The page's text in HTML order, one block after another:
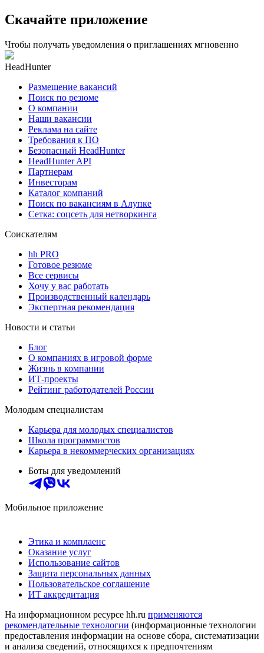
Скачайте приложение
Чтобы получать уведомления о приглашениях мгновенно
HeadHunter
Размещение вакансий
Поиск по резюме
О компании
Наши вакансии
Реклама на сайте
Требования к ПО
Безопасный HeadHunter
HeadHunter API
Партнерам
Инвесторам
Каталог компаний
Поиск по вакансиям в Алупке
Сетка: соцсеть для нетворкинга
Соискателям
hh PRO
Готовое резюме
Все сервисы
Хочу у вас работать
Производственный календарь
Экспертная рекомендация
Новости и статьи
Блог
О компаниях в игровой форме
Жизнь в компании
ИТ-проекты
Рейтинг работодателей России
Молодым специалистам
Карьера для молодых специалистов
Школа программистов
Карьера в некоммерческих организациях
Боты для уведомлений
Мобильное приложение
Этика и комплаенс
Оказание услуг
Использование сайтов
Защита персональных данных
Пользовательское соглашение
ИТ аккредитация
На информационном ресурсе hh.ru применяются
рекомендательные технологии (информационные технологии
предоставления информации на основе сбора, систематизации
и анализа сведений, относящихся к предпочтениям